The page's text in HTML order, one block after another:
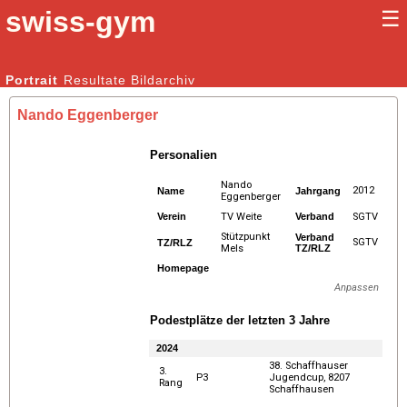
swiss-gym ☰
Kunstturnen Männer | Kunstturnen Frauen
Portrait Resultate Bildarchiv
Nando Eggenberger
Personalien
Name
Nando
Eggenberger
Jahrgang 2012
Verein TV Weite Verband SGTV
TZ/RLZ
Stützpunkt
Mels
Verband
TZ/RLZ
SGTV
Homepage
Anpassen
Podestplätze der letzten 3 Jahre
2024
3.
Rang
P3
38. Schaffhauser
Jugendcup, 8207
Schaffhausen